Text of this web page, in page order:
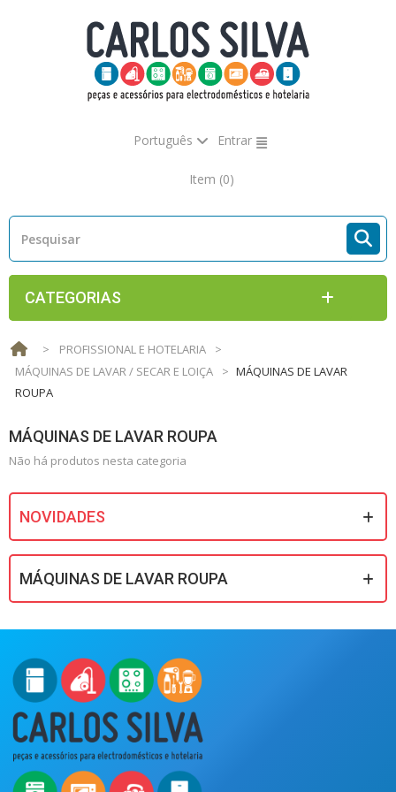
Português Entrar
Item (0)
CATEGORIAS
> PROFISSIONAL E HOTELARIA
>
MÁQUINAS DE LAVAR / SECAR E LOIÇA
> MÁQUINAS DE LAVAR
ROUPA
MÁQUINAS DE LAVAR ROUPA
Não há produtos nesta categoria
NOVIDADES
MÁQUINAS DE LAVAR ROUPA